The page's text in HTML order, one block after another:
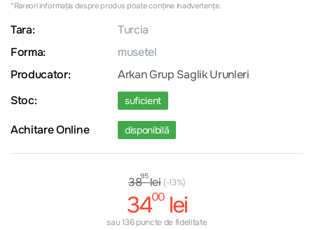
*Rareori informația despre produs poate conţine inadvertenţe.
Tara:
Turcia
Forma:
musetel
Producator:
Arkan Grup Saglik Urunleri
Stoc:
suficient
Achitare Online disponibilă
3895lei (-13%)
3400 lei
sau 136 puncte de fidelitate